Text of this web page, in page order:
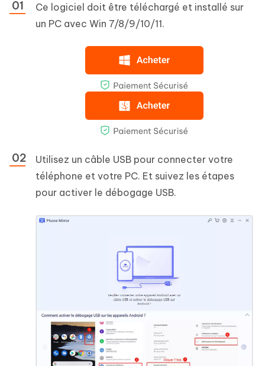
Ce logiciel doit être téléchargé et installé sur
un PC avec Win 7/8/9/10/11.
Utilisez un câble USB pour connecter votre
téléphone et votre PC. Et suivez les étapes
pour activer le débogage USB.